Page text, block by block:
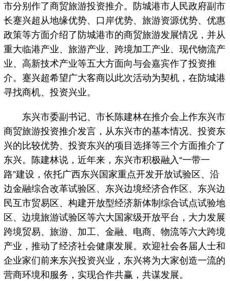
市分别作了商贸旅游投资推介。防城港市人民政府副市
长蹇兴超从地缘优势、口岸优势、旅游资源优势、优惠
政策等方面介绍了防城港市的商贸旅游发展情况，并从
重大临港产业、旅游产业、跨境加工产业、现代物流产
业、高新技术产业等五大方面向与会嘉宾作了投资推
介。蹇兴超希望广大客商以此次活动为契机，在防城港
寻找商机、投资兴业。
东兴市委副书记、市长陈建林在推介会上作东兴市
商贸旅游投资推介发言，从东兴市的基本情况、投资东
兴的比较优势、投资东兴的项目选择等三个方面推介了
东兴。陈建林说，近年来，东兴市积极融入“一带一
路”建设，依托广西东兴国家重点开发开放试验区、沿
边金融综合改革试验区、东兴边境经济合作区、东兴边
民互市贸易区、构建开放型经济新体制综合试点试验地
区、边境旅游试验区等六大国家级开放平台，大力发展
跨境贸易、旅游、加工、金融、电商、物流等六大跨境
产业，推动了经济社会健康发展。欢迎社会各届人士和
企业家们前来东兴投资兴业，东兴将为大家创造一流的
营商环境和服务，实现合作共赢，共谋发展。